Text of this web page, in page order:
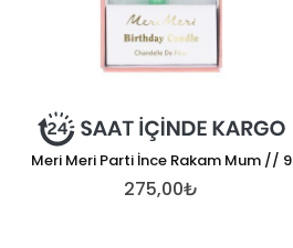
Meri Meri Parti İnce Rakam Mum // 9
275,00₺